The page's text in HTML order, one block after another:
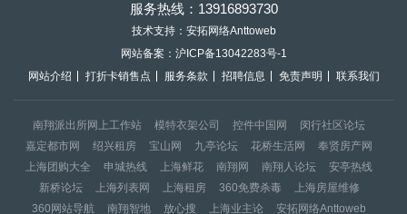
服务热线： 13916893730
技术支持：安拓网络Anttoweb
网站备案： 沪ICP备13042283号-1
网站介绍
打折卡销售点 服务条款 招聘信息 免责声明 联系我们
南翔派出所网上工作站 模特衣架公司 控件中国网
闵行社区论坛
嘉定都市网
绍兴租房 宝山网 九亭论坛 花桥生活网
奉贤房产网
上海团购大全
申城热线 上海鲜花 南翔网 南翔人论坛
安亭热线
新桥论坛
上海列表网 上海租房 360免费杀毒
上海房屋维修
360网站导航
南翔智地 放心搜 上海业主论 安拓网络Anttoweb